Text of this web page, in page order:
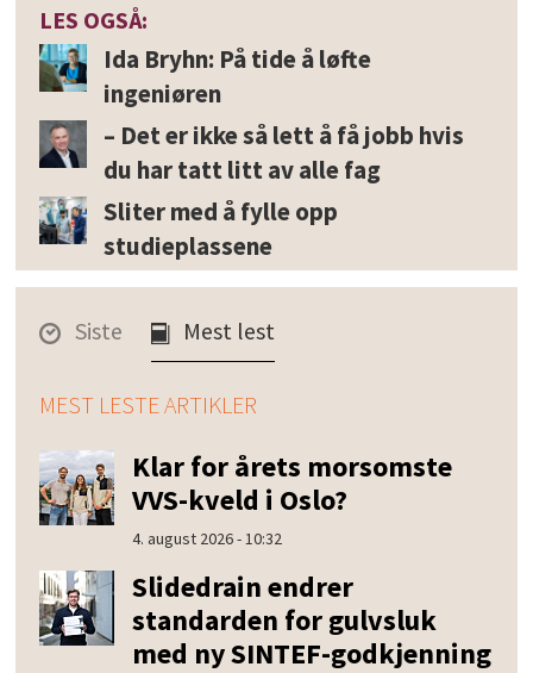
LES OGSÅ:
Ida Bryhn: På tide å løfte
ingeniøren
– Det er ikke så lett å få jobb hvis
du har tatt litt av alle fag
Sliter med å fylle opp
studieplassene
Siste Mest lest
MEST LESTE ARTIKLER
Klar for årets morsomste
VVS-kveld i Oslo?
4. august 2026 - 10:32
Slidedrain endrer
standarden for gulvsluk
med ny SINTEF-godkjenning